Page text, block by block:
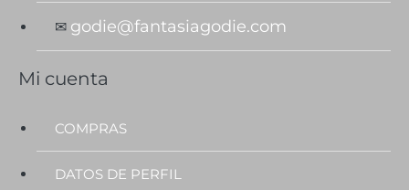
✉ godie@fantasiagodie.com
Mi cuenta
COMPRAS
DATOS DE PERFIL